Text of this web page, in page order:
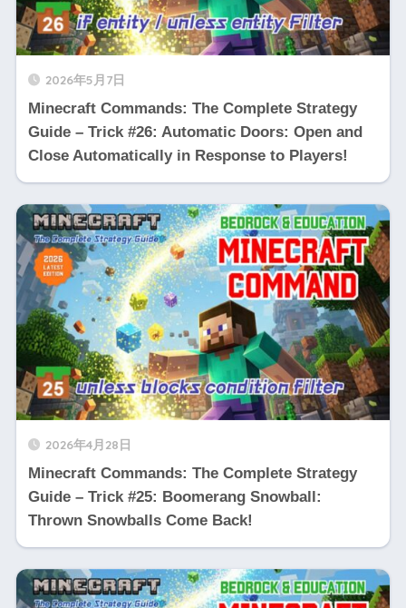
2026年5月7日
Minecraft Commands: The Complete Strategy
Guide – Trick #26: Automatic Doors: Open and
Close Automatically in Response to Players!
2026年4月28日
Minecraft Commands: The Complete Strategy
Guide – Trick #25: Boomerang Snowball:
Thrown Snowballs Come Back!